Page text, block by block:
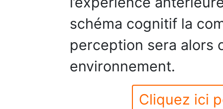
schéma cognitif la
perception sera alors
environnement.
Cliquez ici